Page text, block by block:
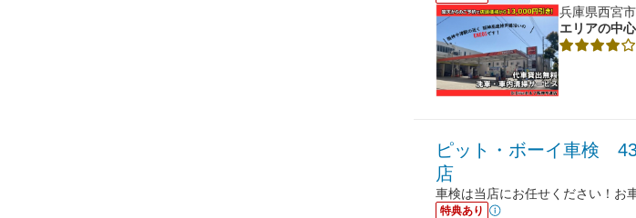
兵庫県西宮
エリアの中
ピット・ボーイ車検
店
車検は当店にお任せください！お
特典あり